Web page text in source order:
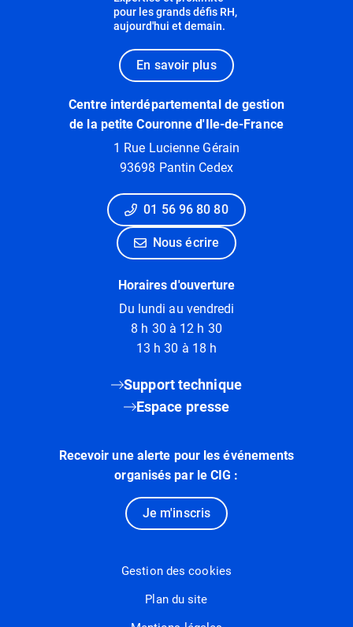
pour les grands défis RH,
aujourd'hui et demain.
En savoir plus
Centre interdépartemental de gestion
de la petite Couronne d'Ile-de-France
1 Rue Lucienne Gérain
93698 Pantin Cedex
01 56 96 80 80
Nous écrire
Horaires d'ouverture
Du lundi au vendredi
8 h 30 à 12 h 30
13 h 30 à 18 h
Support technique
Espace presse
Recevoir une alerte pour les événements
organisés par le CIG :
Je m'inscris
Gestion des cookies
Plan du site